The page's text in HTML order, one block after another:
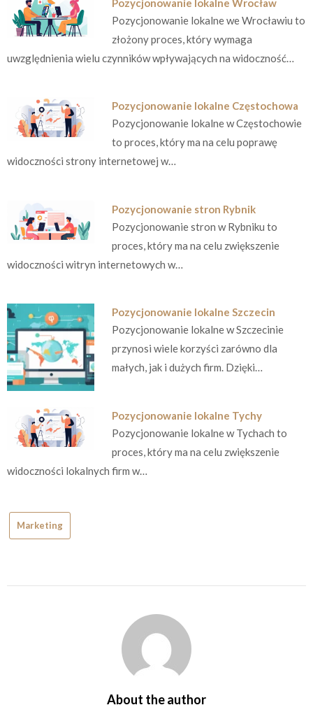
Pozycjonowanie lokalne we Wrocławiu to
złożony proces, który wymaga
uwzględnienia wielu czynników wpływających na widoczność…
Pozycjonowanie lokalne Częstochowa
Pozycjonowanie lokalne w Częstochowie
to proces, który ma na celu poprawę
widoczności strony internetowej w…
Pozycjonowanie stron Rybnik
Pozycjonowanie stron w Rybniku to
proces, który ma na celu zwiększenie
widoczności witryn internetowych w…
Pozycjonowanie lokalne Szczecin
Pozycjonowanie lokalne w Szczecinie
przynosi wiele korzyści zarówno dla
małych, jak i dużych firm. Dzięki…
Pozycjonowanie lokalne Tychy
Pozycjonowanie lokalne w Tychach to
proces, który ma na celu zwiększenie
widoczności lokalnych firm w…
Marketing
About the author